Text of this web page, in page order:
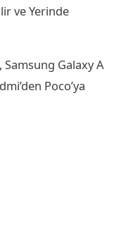
ve Yerinde
Samsung Galaxy A
Poco’ya